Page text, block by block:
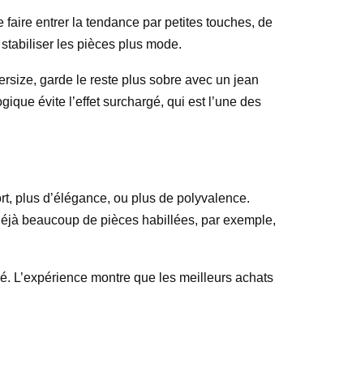
faire entrer la tendance par petites touches, de
les pièces plus mode.
garde le reste plus sobre avec un jean
évite l’effet surchargé, qui est l’une des
plus d’élégance, ou plus de polyvalence.
beaucoup de pièces habillées, par exemple,
L’expérience montre que les meilleurs achats